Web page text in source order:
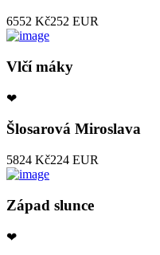
6552 Kč252 EUR
Vlčí máky
❤
Šlosarová Miroslava
5824 Kč224 EUR
Západ slunce
❤